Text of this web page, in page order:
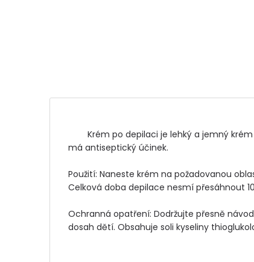
má antiseptický účinek.
Použití: Naneste krém na požadovanou
Celková doba depilace nesmí přesáhnout
Ochranná opatření: Dodržujte přesně